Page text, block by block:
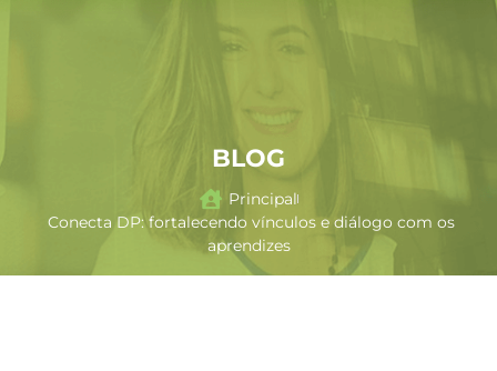
BLOG
Principal
Conecta DP: fortalecendo vínculos e diálogo com os
aprendizes